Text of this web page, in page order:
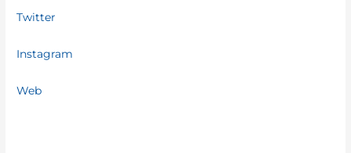
Twitter
Instagram
Web